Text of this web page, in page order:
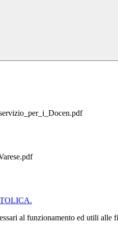
al funzionamento ed utili alle